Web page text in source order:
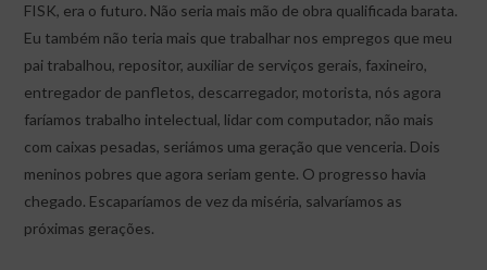
FISK, era o futuro. Não seria mais mão de obra qualificada barata.
Eu também não teria mais que trabalhar nos empregos que meu
pai trabalhou, repositor, auxiliar de serviços gerais, faxineiro,
entregador de panfletos, descarregador, motorista, nós agora
faríamos trabalho intelectual, lidar com computador, não mais
com caixas pesadas, seriámos uma geração que venceria. Dois
meninos pobres que agora seriam gente. O progresso havia
chegado. Escaparíamos de vez da miséria, salvaríamos as
próximas gerações.